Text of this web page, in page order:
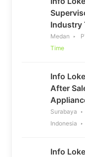
Industry
Medan
Time
Info
After
Surabaya
Indonesia
Info